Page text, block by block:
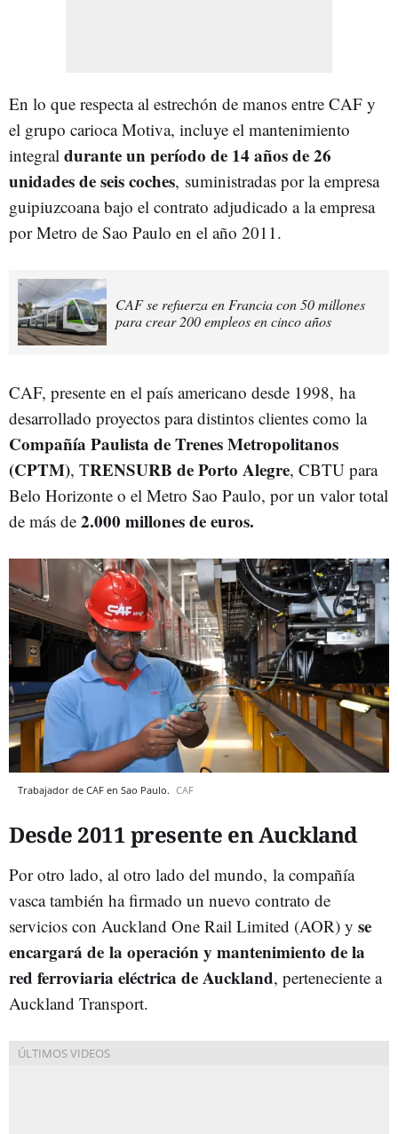
En lo que respecta al estrechón de manos entre CAF y
el grupo carioca Motiva, incluye el mantenimiento
integral durante un período de 14 años de 26
unidades de seis coches, suministradas por la empresa
guipiuzcoana bajo el contrato adjudicado a la empresa
por Metro de Sao Paulo en el año 2011.
CAF se refuerza en Francia con 50 millones
para crear 200 empleos en cinco años
CAF, presente en el país americano desde 1998, ha
desarrollado proyectos para distintos clientes como la
Compañía Paulista de Trenes Metropolitanos
(CPTM), TRENSURB de Porto Alegre, CBTU para
Belo Horizonte o el Metro Sao Paulo, por un valor total
de más de 2.000 millones de euros.
Trabajador de CAF en Sao Paulo. CAF
Desde 2011 presente en Auckland
Por otro lado, al otro lado del mundo, la compañía
vasca también ha firmado un nuevo contrato de
servicios con Auckland One Rail Limited (AOR) y se
encargará de la operación y mantenimiento de la
red ferroviaria eléctrica de Auckland, perteneciente a
Auckland Transport.